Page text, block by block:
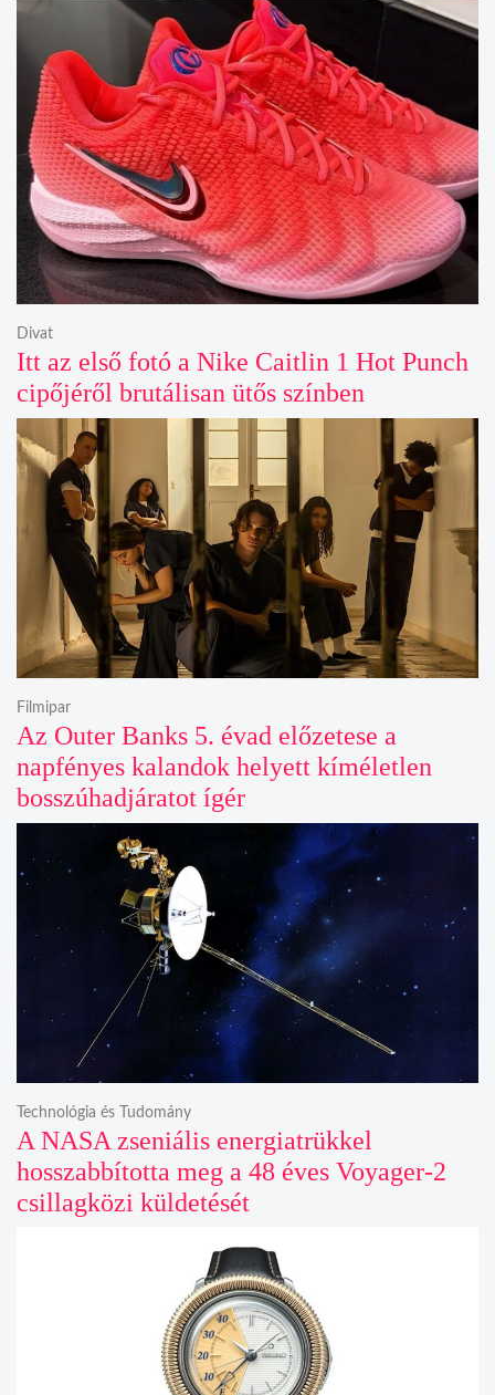
Itt az első fotó a Nike Caitlin 1 Hot Punch
cipőjéről brutálisan ütős színben
Divat
Az Outer Banks 5. évad előzetese a
napfényes kalandok helyett kíméletlen
bosszúhadjáratot ígér
Filmipar
A NASA zseniális energiatrükkel
hosszabbította meg a 48 éves Voyager-2
csillagközi küldetését
Technológia és Tudomány